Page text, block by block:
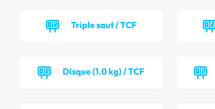
Triple saut / TCF
Disque (1.0 kg) / TCF